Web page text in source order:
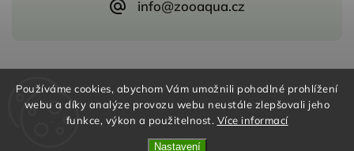
Používáme cookies, abychom Vám umožnili pohodlné prohlížení
webu a díky analýze provozu webu neustále zlepšovali jeho
funkce, výkon a použitelnost. Více informací
Nastavení
info@zooaqua.cz
VytvořilShoptet | DesignShoptak.cz